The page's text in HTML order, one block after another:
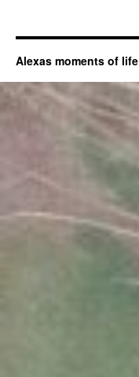
Alexas moments of life